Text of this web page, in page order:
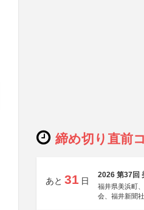
締め切り直前
あと 31 日
2026 第37回
福井県美浜町
会、福井新聞